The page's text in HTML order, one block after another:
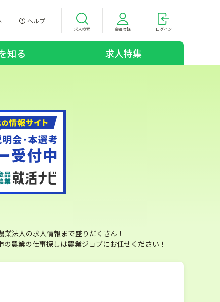
ヘルプ
求人検索 会員登録 ログイン
知る 求人特集
法人の求人情報まで盛りだくさん！
農業の仕事探しは農業ジョブにお任せください！